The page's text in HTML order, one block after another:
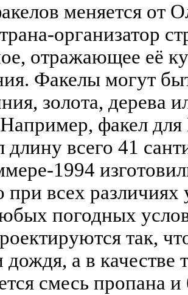
меняется от
организатор
отражающее её
Факелы могут
золота, дерева
факел
длину всего 41
1994
всех различиях
погодных
так,
дождя, а в качестве
смесь пропана и